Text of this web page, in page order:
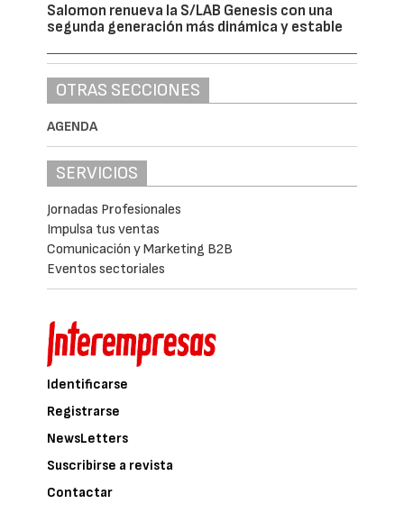
Salomon renueva la S/LAB Genesis con una
segunda generación más dinámica y estable
OTRAS SECCIONES
AGENDA
SERVICIOS
Jornadas Profesionales
Impulsa tus ventas
Comunicación y Marketing B2B
Eventos sectoriales
Identificarse
Registrarse
NewsLetters
Suscribirse a revista
Contactar